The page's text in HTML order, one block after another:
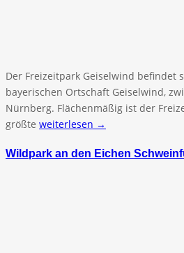
Der Freizeitpark Geiselwind befindet
bayerischen Ortschaft Geiselwind,
Nürnberg. Flächenmäßig ist der
größte weiterlesen →
Wildpark an den Eichen